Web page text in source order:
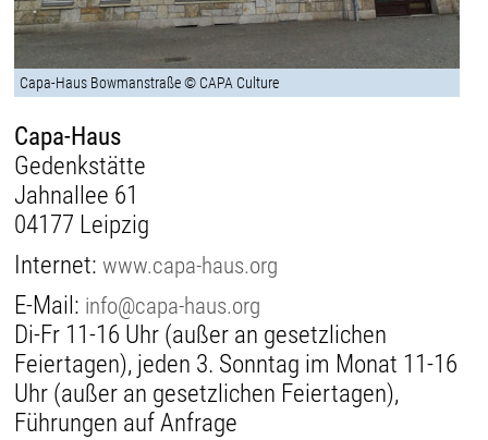
Capa-Haus Bowmanstraße © CAPA Culture
Capa-Haus
Gedenkstätte
Jahnallee 61
04177 Leipzig
Internet:www.capa-haus.org
E-Mail: info@capa-haus.org
Di-Fr 11-16 Uhr (außer an gesetzlichen
Feiertagen), jeden 3. Sonntag im Monat 11-16
Uhr (außer an gesetzlichen Feiertagen),
Führungen auf Anfrage